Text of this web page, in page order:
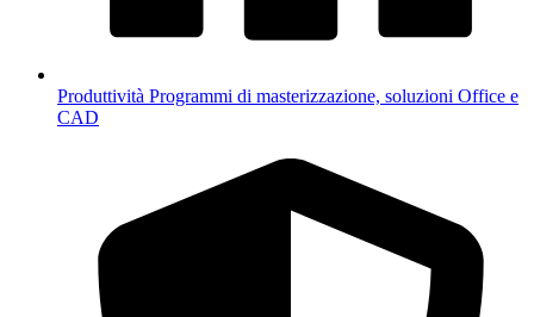
Produttività Programmi di masterizzazione, soluzioni Office e
CAD